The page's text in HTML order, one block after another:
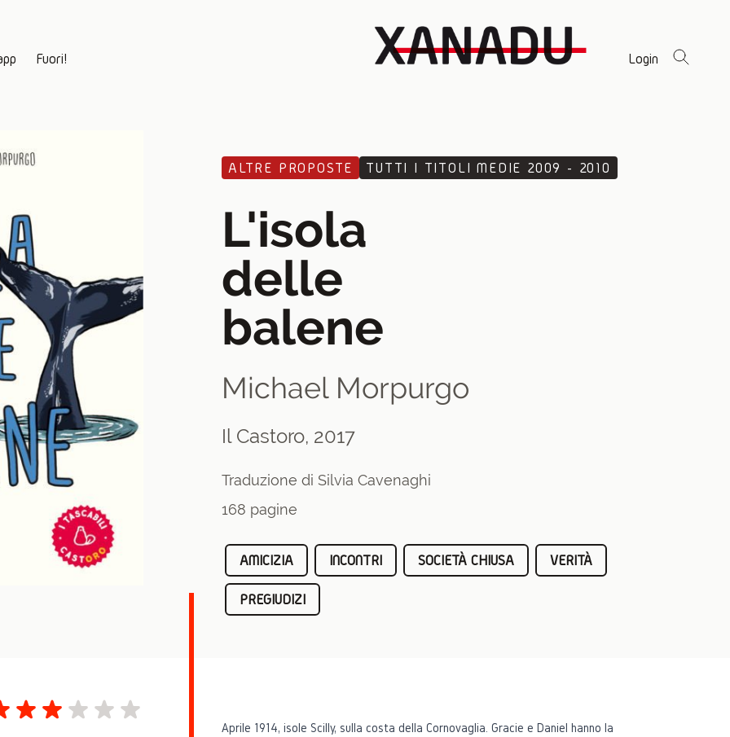
Fuori! Login
ALTRE PROPOSTE TUTTI I TITOLI MEDIE 2009 - 2010
L'isola
delle
balene
Michael Morpurgo
Il Castoro, 2017
Traduzione di Silvia Cavenaghi
168 pagine
AMICIZIA INCONTRI SOCIETÀ CHIUSA VERITÀ
PREGIUDIZI
Aprile 1914, isole Scilly, sulla costa della Cornovaglia. Gracie e Daniel hanno la